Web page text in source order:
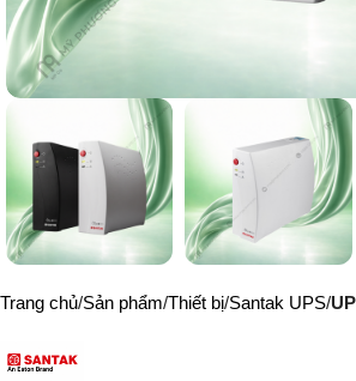
Trang chủ Sản phẩm Thiết bị Santak UPS